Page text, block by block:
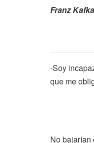
Franz Kafka
-Soy
que me
No bajarían